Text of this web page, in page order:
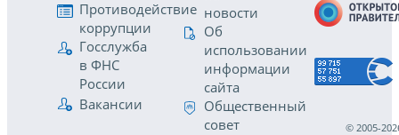
Противодействие
коррупции
Госслужба
в ФНС
России
Вакансии
новости
Об
использовании
информации
сайта
Общественный
совет
© 2005-